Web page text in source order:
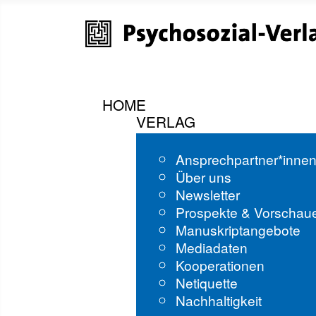
HOME
VERLAG
Über uns
Newsletter
Prospekte &
Manuskriptangebote
Mediadaten
Kooperationen
Netiquette
Nachhaltigkeit